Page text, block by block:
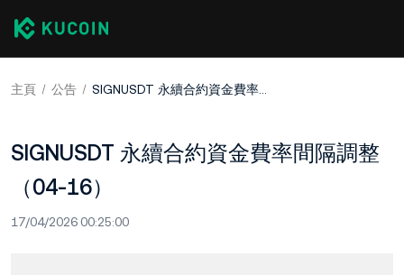
主頁 公告 SIGNUSDT 永續合約資金費率間隔調整（04-16）
SIGNUSDT 永續合約資金費率間隔調整
（04-16）
17/04/2026 00:25:00